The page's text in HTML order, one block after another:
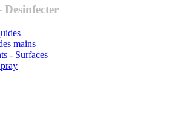
mains
- Surfaces